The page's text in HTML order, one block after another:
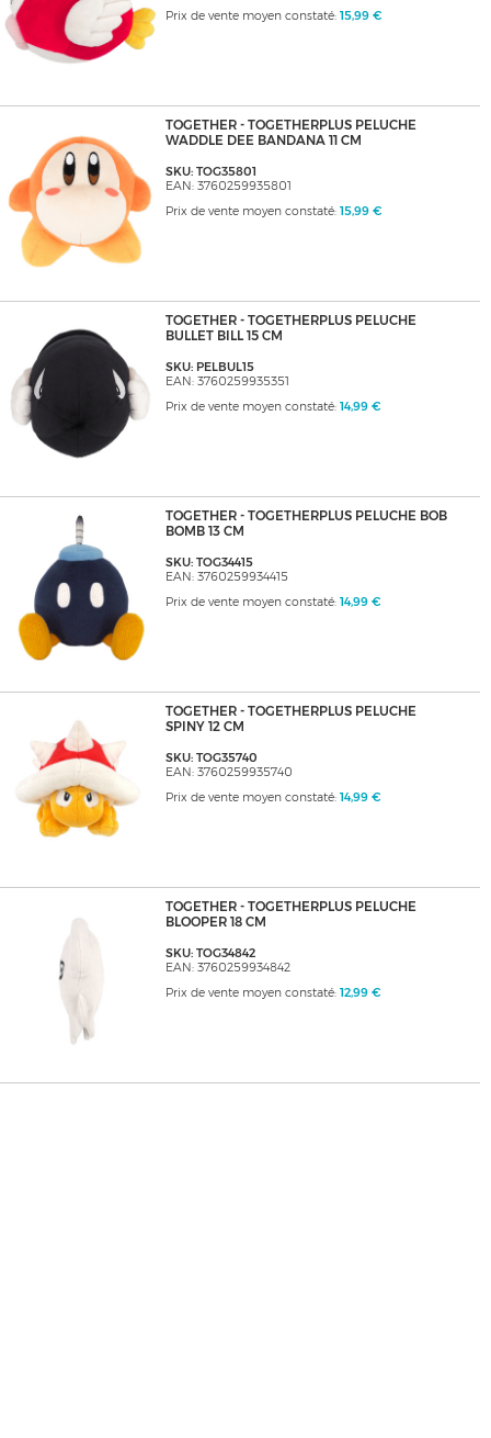
Prix de vente moyen constaté: 15,99 €
TOGETHER - TOGETHERPLUS PELUCHE
WADDLE DEE BANDANA 11 CM
SKU: TOG35801
EAN: 3760259935801
Prix de vente moyen constaté: 15,99 €
TOGETHER - TOGETHERPLUS PELUCHE
BULLET BILL 15 CM
SKU: PELBUL15
EAN: 3760259935351
Prix de vente moyen constaté: 14,99 €
TOGETHER - TOGETHERPLUS PELUCHE BOB
BOMB 13 CM
SKU: TOG34415
EAN: 3760259934415
Prix de vente moyen constaté: 14,99 €
TOGETHER - TOGETHERPLUS PELUCHE
SPINY 12 CM
SKU: TOG35740
EAN: 3760259935740
Prix de vente moyen constaté: 14,99 €
TOGETHER - TOGETHERPLUS PELUCHE
BLOOPER 18 CM
SKU: TOG34842
EAN: 3760259934842
Prix de vente moyen constaté: 12,99 €